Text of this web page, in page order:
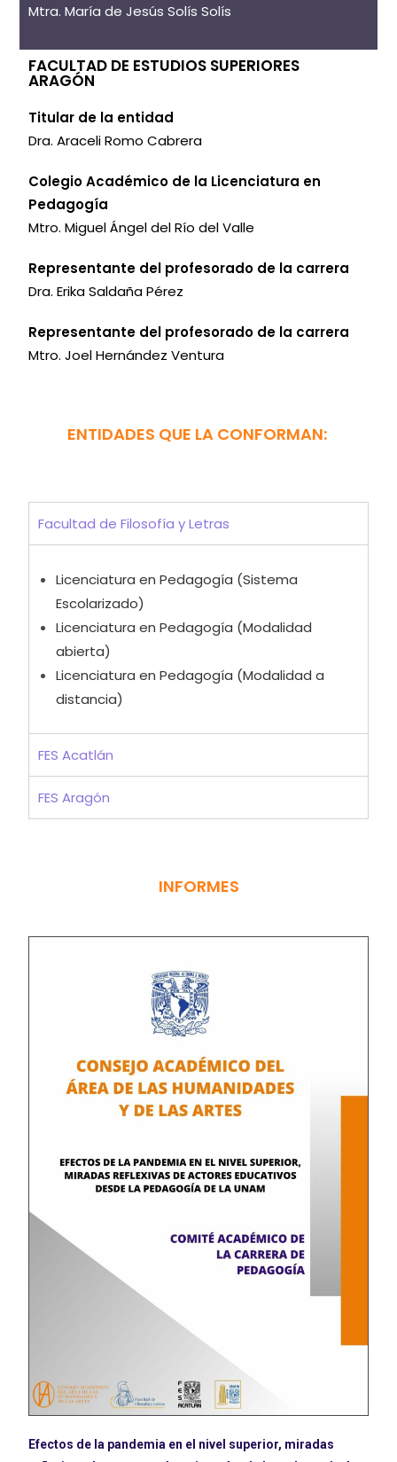
Mtra. María de Jesús Solís Solís
FACULTAD DE ESTUDIOS SUPERIORES
ARAGÓN
Titular de la entidad
Dra. Araceli Romo Cabrera
Colegio Académico de la Licenciatura en
Pedagogía
Mtro. Miguel Ángel del Río del Valle
Representante del profesorado de la carrera
Dra. Erika Saldaña Pérez
Representante del profesorado de la carrera
Mtro. Joel Hernández Ventura
ENTIDADES QUE LA CONFORMAN:
Facultad de Filosofía y Letras
Licenciatura en Pedagogía (Sistema
Escolarizado)
Licenciatura en Pedagogía (Modalidad
abierta)
Licenciatura en Pedagogía (Modalidad a
distancia)
FES Acatlán
FES Aragón
INFORMES
Efectos de la pandemia en el nivel superior, miradas